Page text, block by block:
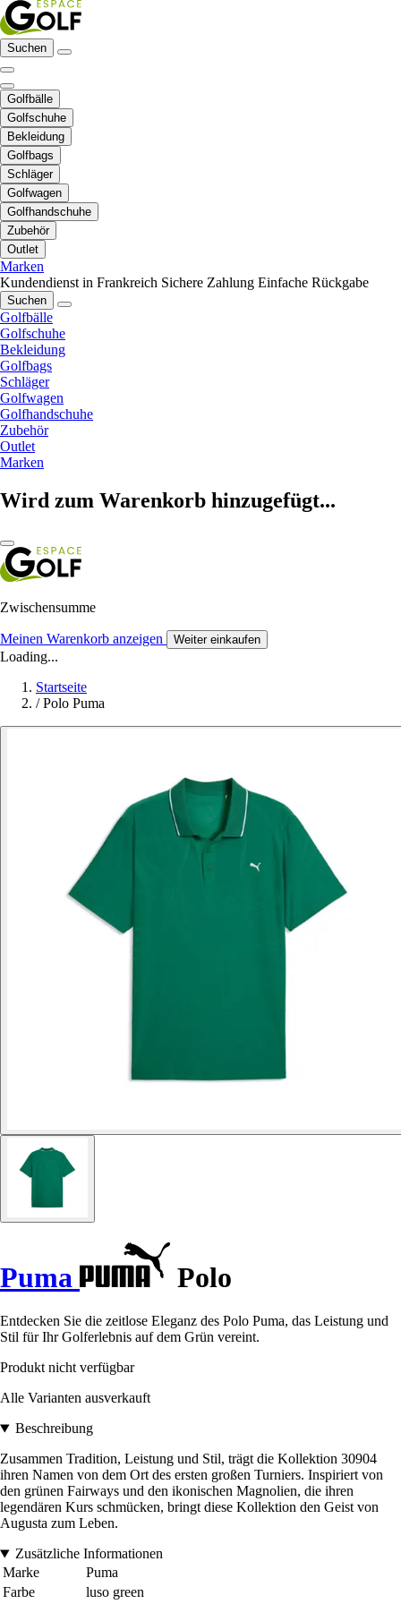
Suchen
Golfbälle
Golfschuhe
Bekleidung
Golfbags
Schläger
Golfwagen
Golfhandschuhe
Zubehör
Outlet
Marken
Kundendienst in Frankreich Sichere Zahlung Einfache Rückgabe
Suchen
Golfbälle
Golfschuhe
Bekleidung
Golfbags
Schläger
Golfwagen
Golfhandschuhe
Zubehör
Outlet
Marken
Wird zum Warenkorb hinzugefügt...
Zwischensumme
Meinen Warenkorb anzeigen Weiter einkaufen
Loading...
Startseite
/ Polo Puma
Puma Polo
Entdecken Sie die zeitlose Eleganz des Polo Puma, das Leistung und
Stil für Ihr Golferlebnis auf dem Grün vereint.
Produkt nicht verfügbar
Alle Varianten ausverkauft
Beschreibung
Zusammen Tradition, Leistung und Stil, trägt die Kollektion 30904
ihren Namen von dem Ort des ersten großen Turniers. Inspiriert von
den grünen Fairways und den ikonischen Magnolien, die ihren
legendären Kurs schmücken, bringt diese Kollektion den Geist von
Augusta zum Leben.
Zusätzliche Informationen
Marke
Puma
Farbe
luso green